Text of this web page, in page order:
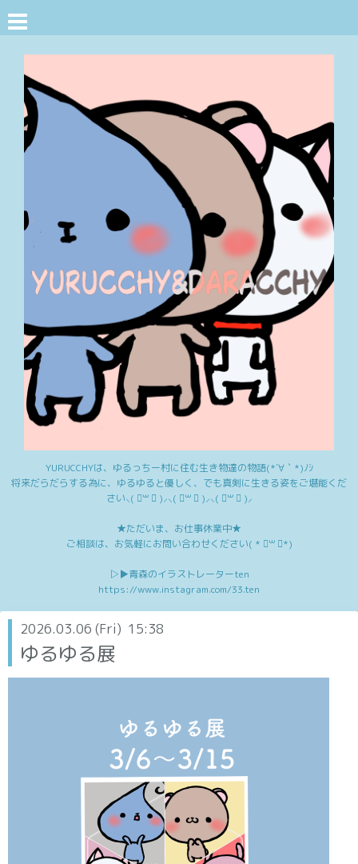
YURUCCHYは、ゆるっちー村に住む生き物達の物語(*´∀｀*)ﾉｼ
将来だらだらする為に、ゆるゆると優しく、でも真剣に生きる姿をご堪能くだ
さい⸜( ॑꒳ ॑ )⸝⸜( ॑꒳ ॑ )⸝⸜( ॑꒳ ॑ )⸝
★ただいま、お仕事休業中★
ご相談は、お気軽にお問い合わせください( * ॑꒳ ॑*)
▷▶︎青森のイラストレーターten
https://www.instagram.com/33.ten
2026.03.06 (Fri) 15:38
ゆるゆる展